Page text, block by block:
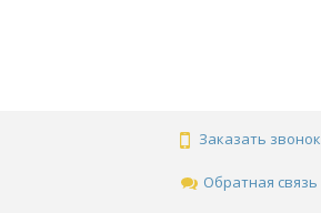
Заказать звонок
Обратная связь